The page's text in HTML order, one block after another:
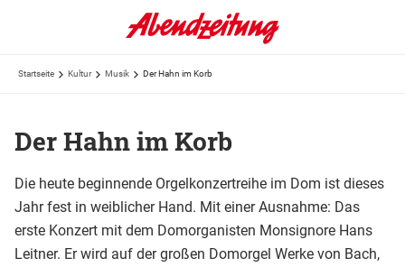
Startseite Kultur Musik Der Hahn im Korb
Der Hahn im Korb
Die heute beginnende Orgelkonzertreihe im Dom ist dieses
Jahr fest in weiblicher Hand. Mit einer Ausnahme: Das
erste Konzert mit dem Domorganisten Monsignore Hans
Leitner. Er wird auf der großen Domorgel Werke von Bach,